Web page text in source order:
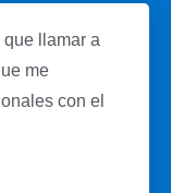
llamar a
me
con el